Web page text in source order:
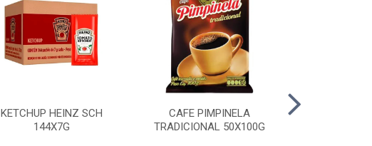
KETCHUP HEINZ SCH
144X7G
CAFE PIMPINELA
TRADICIONAL 50X100G